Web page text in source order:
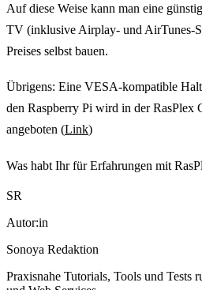
Auf diese Weise kann man eine
TV (inklusive Airplay- und AirTunes-
Preises selbst bauen.
Übrigens: Eine VESA-kompatible
den Raspberry Pi wird in der RasPlex
angeboten (Link)
Was habt Ihr für Erfahrungen mit
SR
Autor:in
Sonoya Redaktion
Praxisnahe Tutorials, Tools und Tests